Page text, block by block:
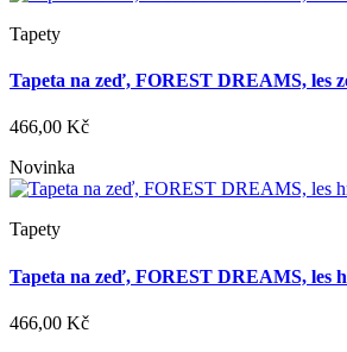
Tapety
Tapeta na zeď, FOREST DREAMS, les
466,00 Kč
Novinka
Tapety
Tapeta na zeď, FOREST DREAMS, les
466,00 Kč